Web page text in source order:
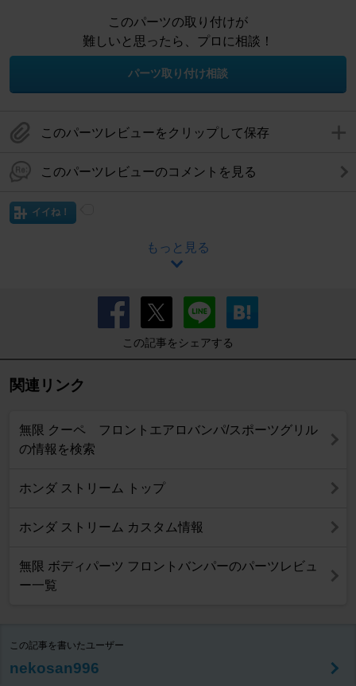
このパーツの取り付けが
難しいと思ったら、プロに相談！
パーツ取り付け相談
このパーツレビューをクリップして保存
このパーツレビューのコメントを見る
イイね！
もっと見る
この記事をシェアする
関連リンク
無限 クーペ フロントエアロバンパ/スポーツグリル
の情報を検索
ホンダ ストリーム トップ
ホンダ ストリーム カスタム情報
無限 ボディパーツ フロントバンパーのパーツレビュ
ー一覧
この記事を書いたユーザー
nekosan996